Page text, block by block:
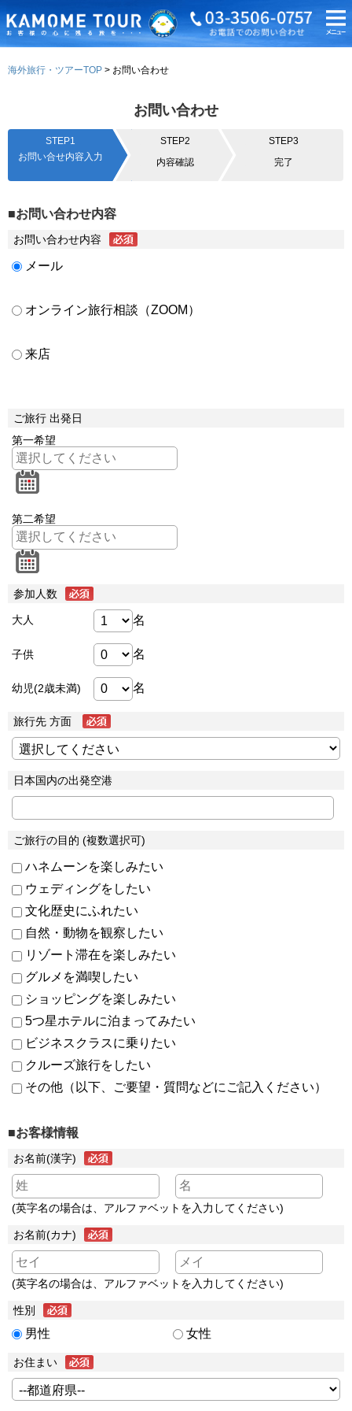
海外旅行・ツアーTOP お問い合わせ
お問い合わせ
STEP1
お問い合せ内容入力
STEP2
内容確認
STEP3
完了
■お問い合わせ内容
お問い合わせ内容
メール
オンライン旅行相談（ZOOM）
来店
ご旅行 出発日
第一希望
第二希望
参加人数
大人 名
子供 名
幼児(2歳未満) 名
旅行先 方面
日本国内の出発空港
ご旅行の目的 (複数選択可)
ハネムーンを楽しみたい
ウェディングをしたい
文化歴史にふれたい
自然・動物を観察したい
リゾート滞在を楽しみたい
グルメを満喫したい
ショッピングを楽しみたい
5つ星ホテルに泊まってみたい
ビジネスクラスに乗りたい
クルーズ旅行をしたい
その他（以下、ご要望・質問などにご記入ください）
■お客様情報
お名前(漢字)
(英字名の場合は、アルファベットを入力してください)
お名前(カナ)
(英字名の場合は、アルファベットを入力してください)
性別
男性 女性
お住まい